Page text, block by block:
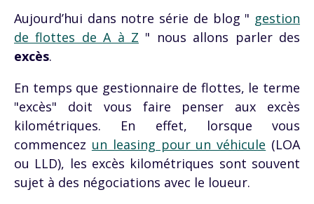
Aujourd’hui dans notre série de blog " gestion
de flottes de A à Z " nous allons parler des
excès.
En temps que gestionnaire de flottes, le terme
"excès" doit vous faire penser aux excès
kilométriques. En effet, lorsque vous
commencez un leasing pour un véhicule (LOA
ou LLD), les excès kilométriques sont souvent
sujet à des négociations avec le loueur.